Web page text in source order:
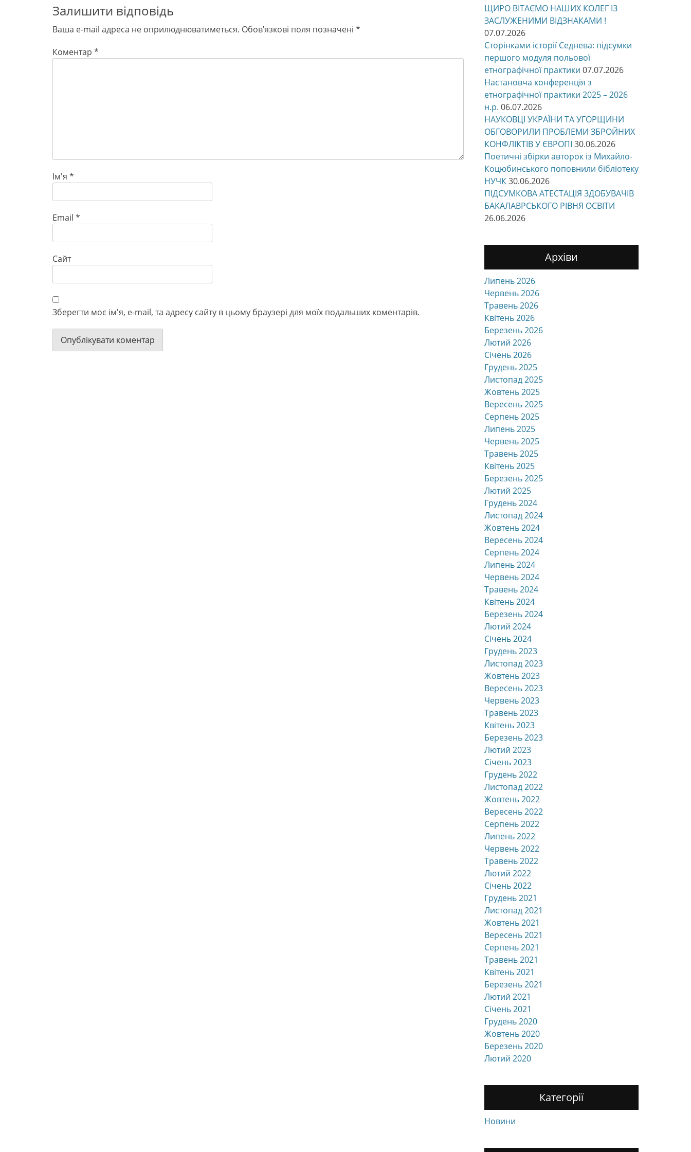
Залишити відповідь
Ваша e-mail адреса не оприлюднюватиметься. Обов’язкові поля позначені *
Коментар *
Ім'я *
Email *
Сайт
Зберегти моє ім'я, e-mail, та адресу сайту в цьому браузері для моїх подальших коментарів.
ЩИРО ВІТАЄМО НАШИХ КОЛЕГ ІЗ
ЗАСЛУЖЕНИМИ ВІДЗНАКАМИ !
07.07.2026
Сторінками історії Седнева: підсумки
першого модуля польової
етнографічної практики 07.07.2026
Настановча конференція з
етнографічної практики 2025 – 2026
н.р. 06.07.2026
НАУКОВЦІ УКРАЇНИ ТА УГОРЩИНИ
ОБГОВОРИЛИ ПРОБЛЕМИ ЗБРОЙНИХ
КОНФЛІКТІВ У ЄВРОПІ 30.06.2026
Поетичні збірки авторок із Михайло-
Коцюбинського поповнили бібліотеку
НУЧК30.06.2026
ПІДСУМКОВА АТЕСТАЦІЯ ЗДОБУВАЧІВ
БАКАЛАВРСЬКОГО РІВНЯ ОСВІТИ
26.06.2026
Архіви
Липень 2026
Червень 2026
Травень 2026
Квітень 2026
Березень 2026
Лютий 2026
Січень 2026
Грудень 2025
Листопад 2025
Жовтень 2025
Вересень 2025
Серпень 2025
Липень 2025
Червень 2025
Травень 2025
Квітень 2025
Березень 2025
Лютий 2025
Грудень 2024
Листопад 2024
Жовтень 2024
Вересень 2024
Серпень 2024
Липень 2024
Червень 2024
Травень 2024
Квітень 2024
Березень 2024
Лютий 2024
Січень 2024
Грудень 2023
Листопад 2023
Жовтень 2023
Вересень 2023
Червень 2023
Травень 2023
Квітень 2023
Березень 2023
Лютий 2023
Січень 2023
Грудень 2022
Листопад 2022
Жовтень 2022
Вересень 2022
Серпень 2022
Липень 2022
Червень 2022
Травень 2022
Лютий 2022
Січень 2022
Грудень 2021
Листопад 2021
Жовтень 2021
Вересень 2021
Серпень 2021
Травень 2021
Квітень 2021
Березень 2021
Лютий 2021
Січень 2021
Грудень 2020
Жовтень 2020
Березень 2020
Лютий 2020
Категорії
Новини